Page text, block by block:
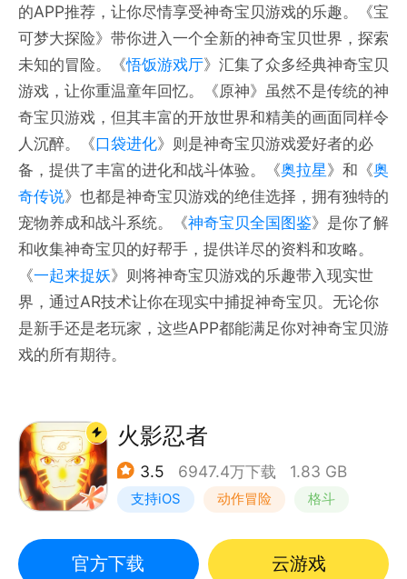
的APP推荐，让你尽情享受神奇宝贝游戏的乐趣。《宝
可梦大探险》带你进入一个全新的神奇宝贝世界，探索
未知的冒险。《悟饭游戏厅》汇集了众多经典神奇宝贝
游戏，让你重温童年回忆。《原神》虽然不是传统的神
奇宝贝游戏，但其丰富的开放世界和精美的画面同样令
人沉醉。《口袋进化》则是神奇宝贝游戏爱好者的必
备，提供了丰富的进化和战斗体验。《奥拉星》和《奥
奇传说》也都是神奇宝贝游戏的绝佳选择，拥有独特的
宠物养成和战斗系统。《神奇宝贝全国图鉴》是你了解
和收集神奇宝贝的好帮手，提供详尽的资料和攻略。
《一起来捉妖》则将神奇宝贝游戏的乐趣带入现实世
界，通过AR技术让你在现实中捕捉神奇宝贝。无论你
是新手还是老玩家，这些APP都能满足你对神奇宝贝游
戏的所有期待。
火影忍者
3.5 6947.4万下载 1.83 GB
支持iOS 动作冒险 格斗
官方下载 云游戏